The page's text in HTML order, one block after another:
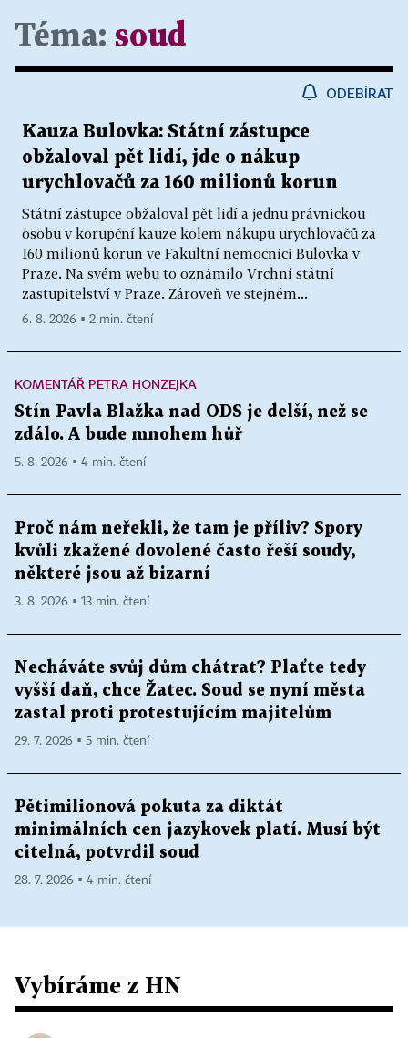
Téma: soud
ODEBÍRAT
Kauza Bulovka: Státní zástupce
obžaloval pět lidí, jde o nákup
urychlovačů za 160 milionů korun
Státní zástupce obžaloval pět lidí a jednu právnickou
osobu v korupční kauze kolem nákupu urychlovačů za
160 milionů korun ve Fakultní nemocnici Bulovka v
Praze. Na svém webu to oznámilo Vrchní státní
zastupitelství v Praze. Zároveň ve stejném...
6. 8. 2026 ▪ 2 min. čtení
KOMENTÁŘ PETRA HONZEJKA
Stín Pavla Blažka nad ODS je delší, než se
zdálo. A bude mnohem hůř
5. 8. 2026 ▪ 4 min. čtení
Proč nám neřekli, že tam je příliv? Spory
kvůli zkažené dovolené často řeší soudy,
některé jsou až bizarní
3. 8. 2026 ▪ 13 min. čtení
Necháváte svůj dům chátrat? Plaťte tedy
vyšší daň, chce Žatec. Soud se nyní města
zastal proti protestujícím majitelům
29. 7. 2026 ▪ 5 min. čtení
Pětimilionová pokuta za diktát
minimálních cen jazykovek platí. Musí být
citelná, potvrdil soud
28. 7. 2026 ▪ 4 min. čtení
Vybíráme z HN